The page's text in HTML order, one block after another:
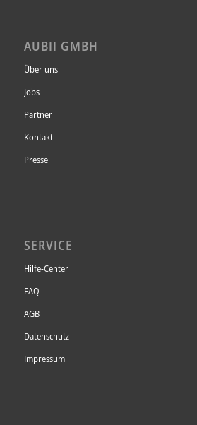
AUBII GMBH
Über uns
Jobs
Partner
Kontakt
Presse
SERVICE
Hilfe-Center
FAQ
AGB
Datenschutz
Impressum